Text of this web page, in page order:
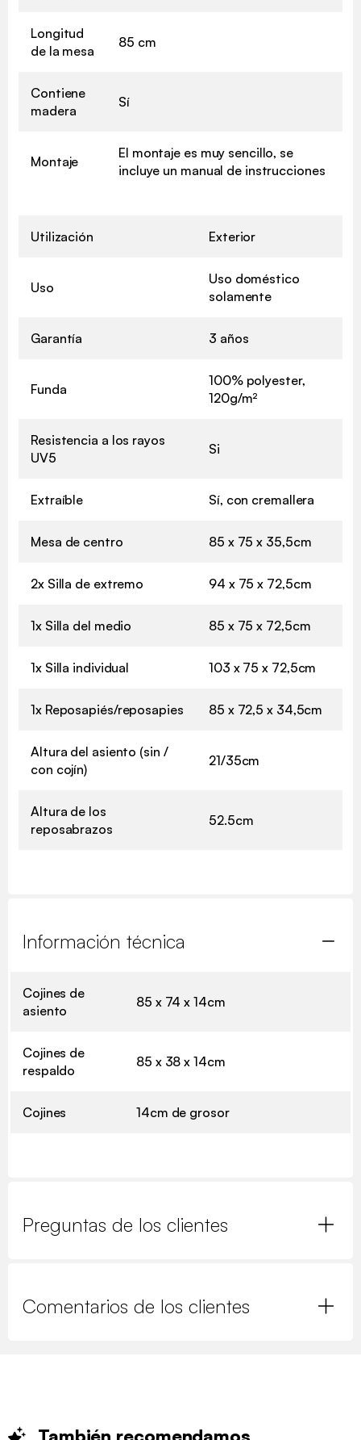
Longitud
de la mesa
85 cm
Contiene
madera
Sí
Montaje
El montaje es muy sencillo, se
incluye un manual de instrucciones
Utilización Exterior
Uso
Uso doméstico
solamente
Garantía 3 años
Funda
100% polyester,
120g/m²
Resistencia a los rayos
UV5
Si
Extraíble Sí, con cremallera
Mesa de centro 85 x 75 x 35,5cm
2x Silla de extremo 94 x 75 x 72,5cm
1x Silla del medio 85 x 75 x 72,5cm
1x Silla individual 103 x 75 x 72,5cm
1x Reposapiés/reposapies 85 x 72,5 x 34,5cm
Altura del asiento (sin /
con cojín)
21/35cm
Altura de los
reposabrazos
52.5cm
Información técnica
Cojines de
asiento
85 x 74 x 14cm
Cojines de
respaldo
85 x 38 x 14cm
Cojines 14cm de grosor
Preguntas de los clientes
Comentarios de los clientes